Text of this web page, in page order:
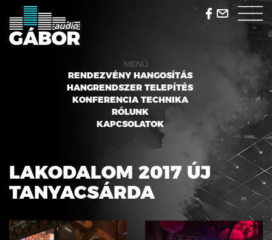
MENÜ
RENDEZVÉNY HANGOSÍTÁS
HANGRENDSZER TELEPÍTÉS
KONFERENCIA TECHNIKA
RÓLUNK
KAPCSOLATOK
LAKODALOM 2017 ÚJ
TANYACSÁRDA